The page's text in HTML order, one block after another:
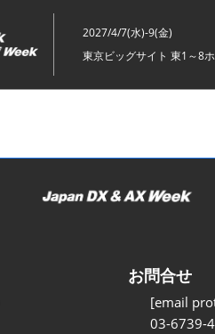
2027/4/7(水)-9(金)
東京ビッグサイト 東1～8
お問合せ
[email
03-6739-